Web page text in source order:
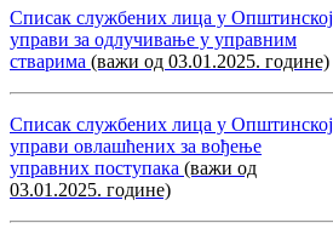
Списак службених лица у Општинској
управи за одлучивање у управним
стварима (важи од 03.01.2025. године)
Списак службених лица у Општинској
управи овлашћених за вођење
управних поступака (важи од
03.01.2025. године)